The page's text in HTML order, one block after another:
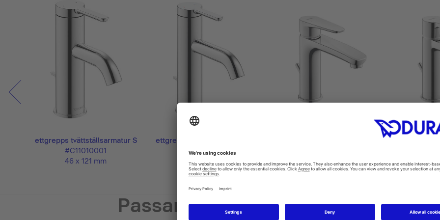
ettgrepps tvättställsarmatur S
#C11010001
46 x 121 mm
ettgrepps tvättställsarmatur M
#C11020001
46 x 143 mm
50 x 175 mm
ettgrepps
Passande produkter